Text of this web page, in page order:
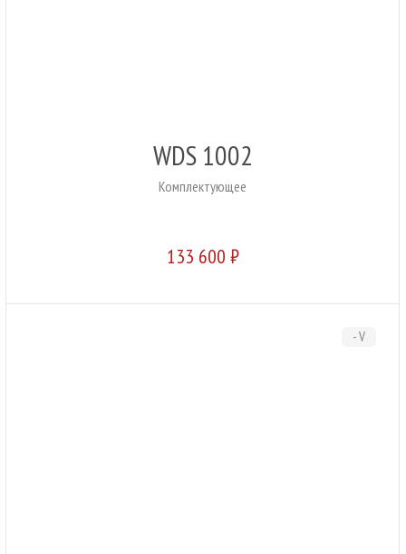
WDS 1002
Комплектующее
133 600 ₽
- V